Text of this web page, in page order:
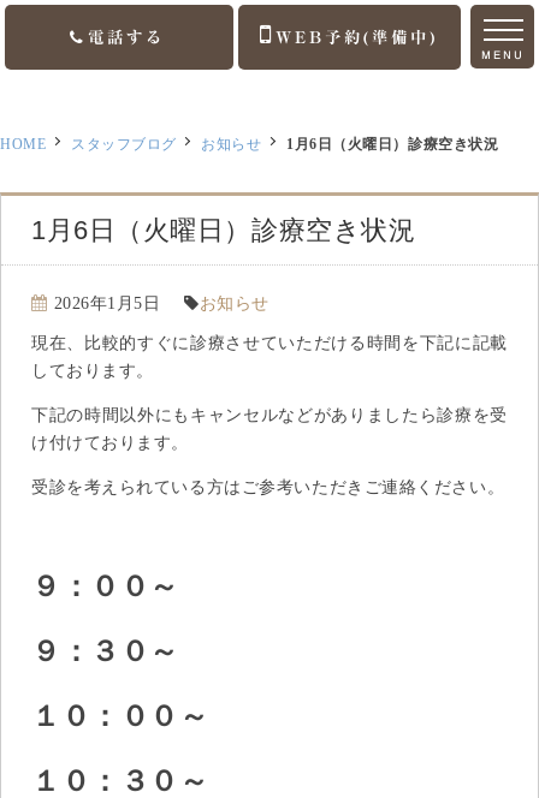
電話する WEB予約(準備中)
MENU
診療案内
医院案内
HOME スタッフブログ お知らせ 1月6日（火曜日）診療空き状況
1月6日（火曜日）診療空き状況
2026年1月5日 お知らせ
現在、比較的すぐに診療させていただける時間を下記に記載
しております。
下記の時間以外にもキャンセルなどがありましたら診療を受
け付けております。
受診を考えられている方はご参考いただきご連絡ください。
９：００～
９：３０～
１０：００～
１０：３０～